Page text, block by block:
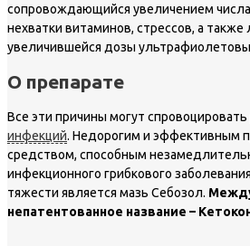
сопровождающийся увеличением
нехватки витаминов, стрессов, а также
увеличившейся дозы
О препарате
Все эти причины могут спровоцировать
инфекций. Недорогим и эффективным
средством, способным
инфекционного грибкового
тяжести является мазь Себозол.
непатентованное название –